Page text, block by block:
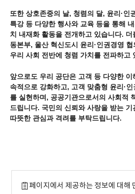
또한 상호존중의 날, 청렴의 달, 윤리·인
특강 등 다양한 행사와 교육 등을 통해
치 내재화 활동을 전개하고 있습니다.
동본부, 울산 혁신도시 윤리·인권경영
우리 사회 전반에 청렴 가치를 전파하고
앞으로도 우리 공단은 고객 등 다양한 이
속적으로 강화하고, 고객 맞춤형 윤리·
를 실현하며, 공공기관으로서의 사회적
드립니다. 국민의 신뢰와 사랑을 받는
따뜻한 관심과 격려를 부탁드립니다.
페이지에서 제공하는 정보에 대해